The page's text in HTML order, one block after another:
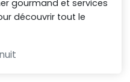
gourmand et services
découvrir tout le